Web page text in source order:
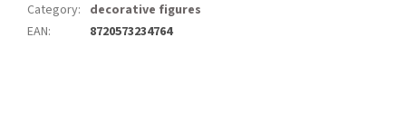
Category: decorative figures
EAN: 8720573234764